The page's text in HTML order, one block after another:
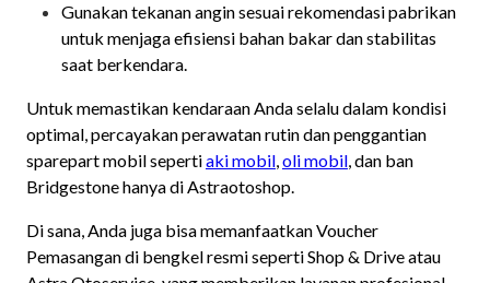
Gunakan tekanan angin sesuai rekomendasi pabrikan
untuk menjaga efisiensi bahan bakar dan stabilitas
saat berkendara.
Untuk memastikan kendaraan Anda selalu dalam kondisi
optimal, percayakan perawatan rutin dan penggantian
sparepart mobil sepertiaki mobil,oli mobil, dan ban
Bridgestone hanya di Astraotoshop.
Di sana, Anda juga bisa memanfaatkan Voucher
Pemasangan di bengkel resmi seperti Shop & Drive atau